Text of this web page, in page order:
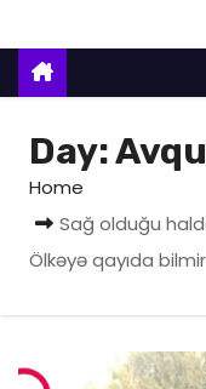
n
Day:
Home
Sağ olduğu
Ölkəyə qayıda bilmir